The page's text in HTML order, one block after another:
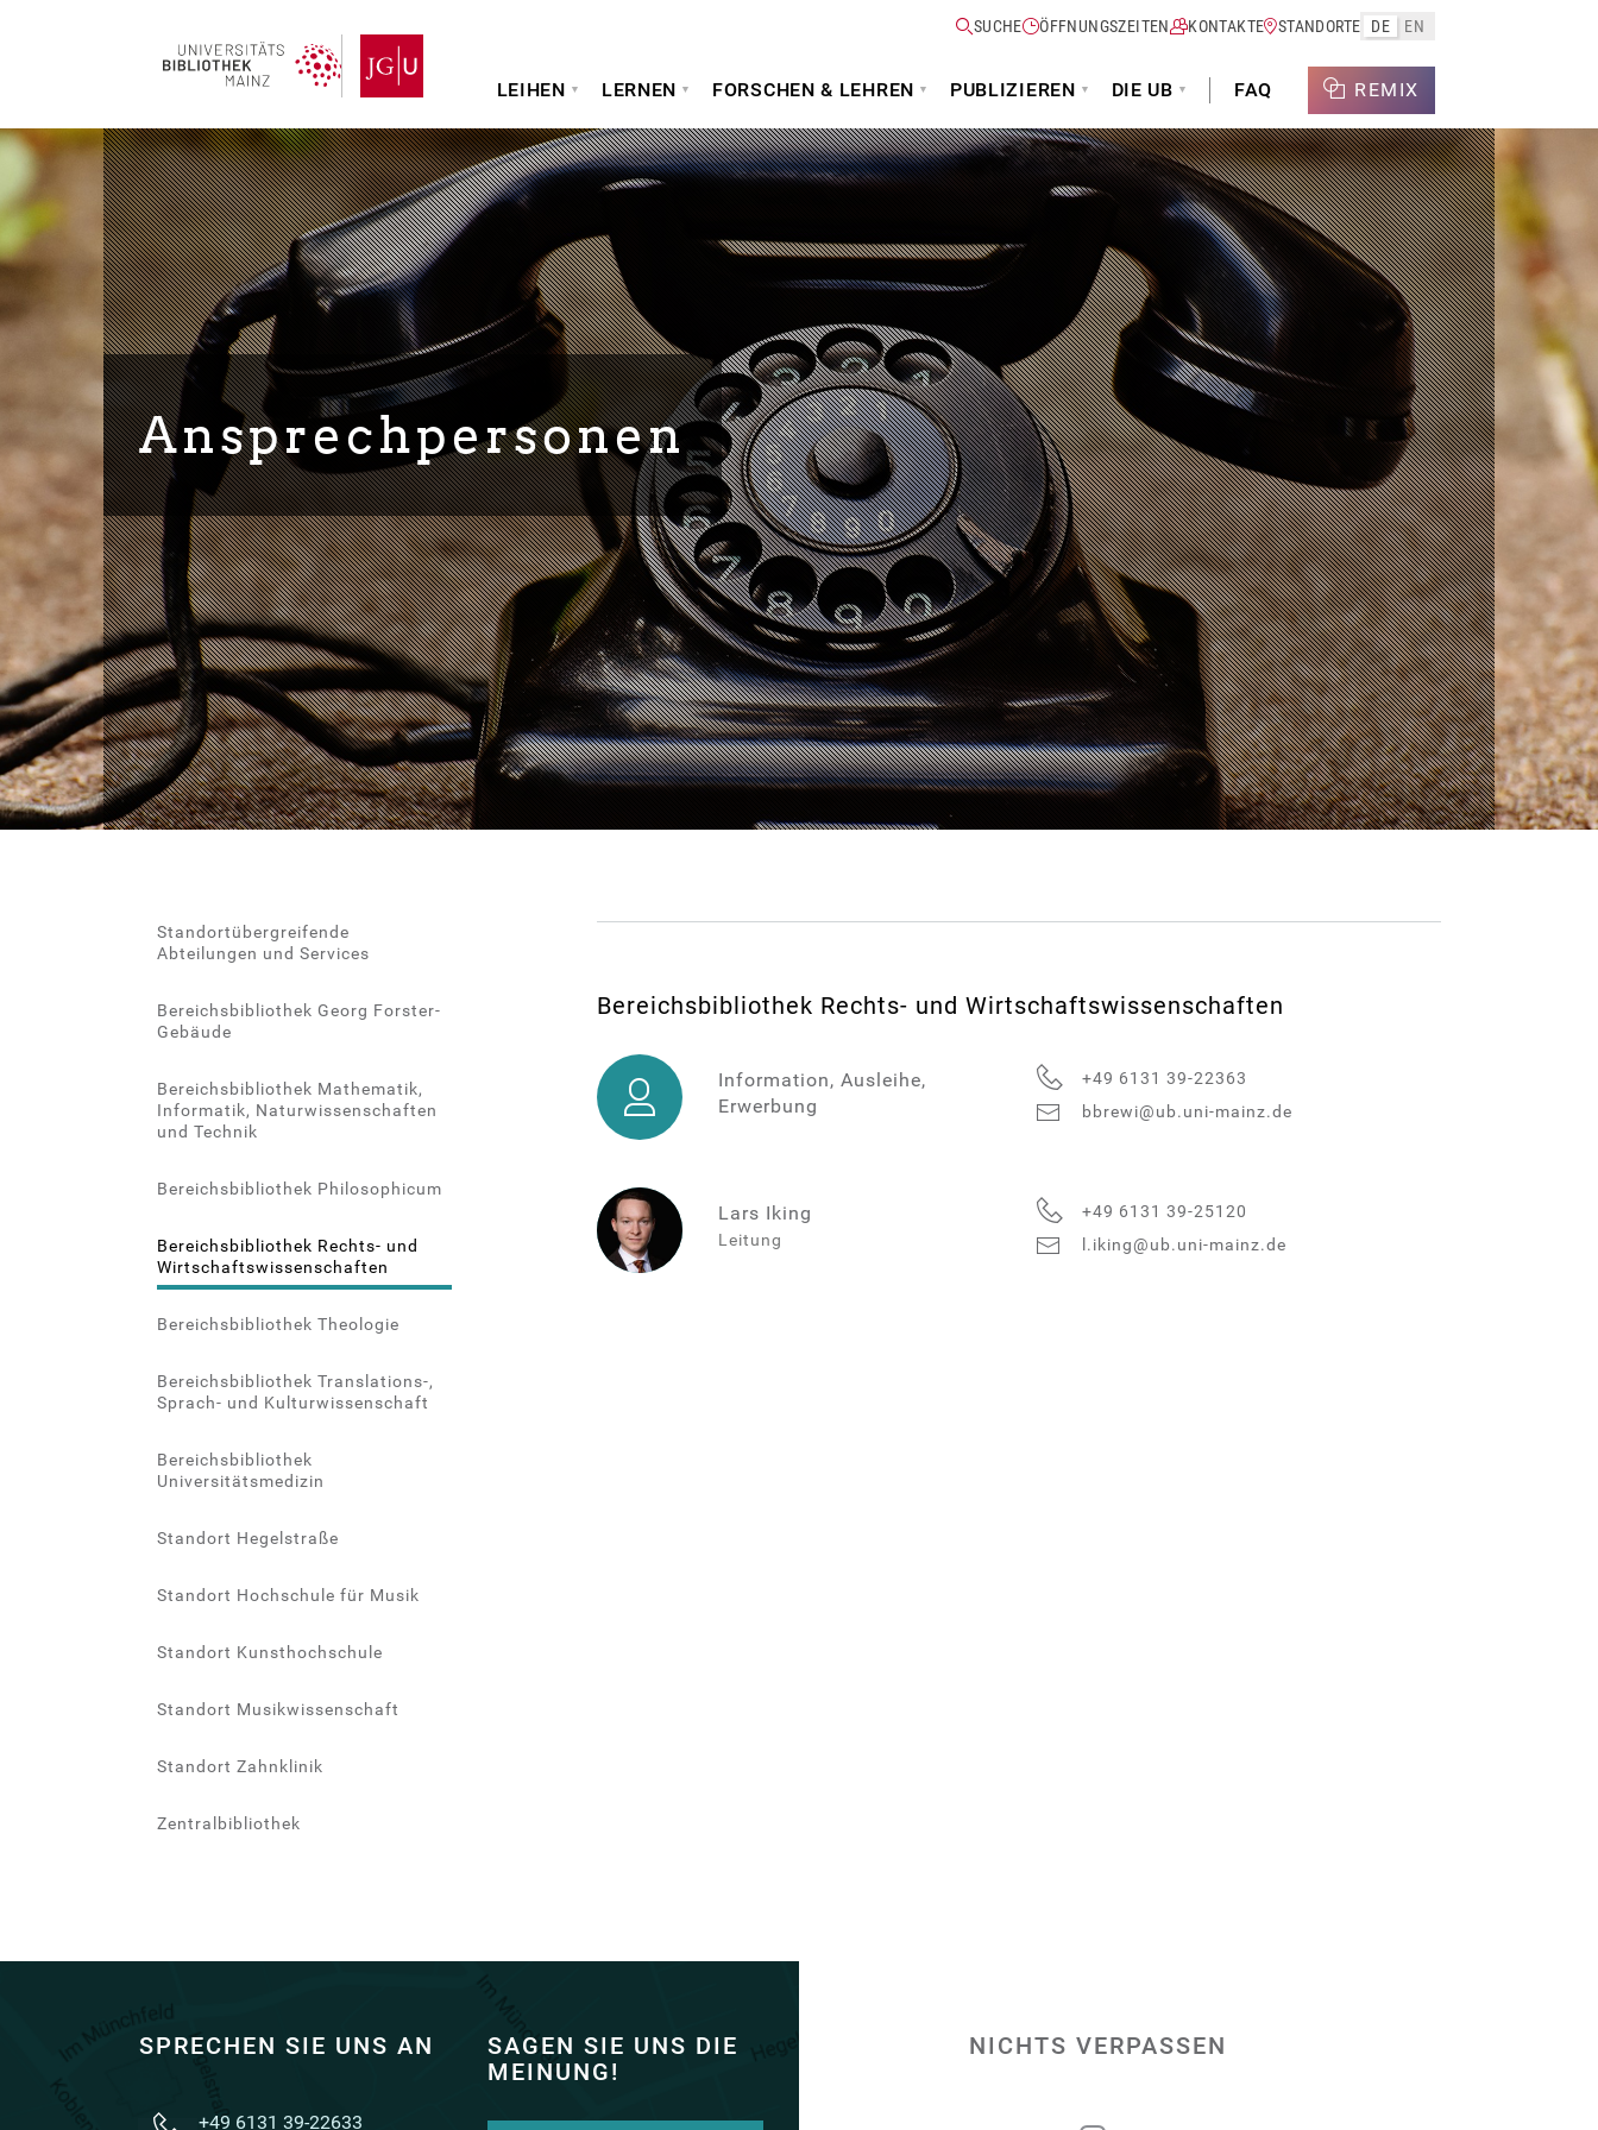
SUCHE ÖFFNUNGSZEITEN KONTAKTE STANDORTE DE EN
LEIHEN LERNEN FORSCHEN & LEHREN PUBLIZIEREN DIE UB FAQ REMIX
Ansprechpersonen
Standortübergreifende
Abteilungen und Services
Bereichsbibliothek Georg Forster-
Gebäude
Bereichsbibliothek Mathematik,
Informatik, Naturwissenschaften
und Technik
Bereichsbibliothek Philosophicum
Bereichsbibliothek Rechts- und
Wirtschaftswissenschaften
Bereichsbibliothek Theologie
Bereichsbibliothek Translations-,
Sprach- und Kulturwissenschaft
Bereichsbibliothek
Universitätsmedizin
Standort Hegelstraße
Standort Hochschule für Musik
Standort Kunsthochschule
Standort Musikwissenschaft
Standort Zahnklinik
Zentralbibliothek
Bereichsbibliothek Rechts- und Wirtschaftswissenschaften
Information,
Ausleihe,
Erwerbung
Information, Ausleihe,
Erwerbung
+49 6131 39-22363
bbrewi@ub.uni-mainz.de
Lars Iking
Leitung
+49 6131 39-25120
l.iking@ub.uni-mainz.de
SPRECHEN SIE UNS AN
+49 6131 39-22633
SAGEN SIE UNS DIE
MEINUNG!
NICHTS VERPASSEN